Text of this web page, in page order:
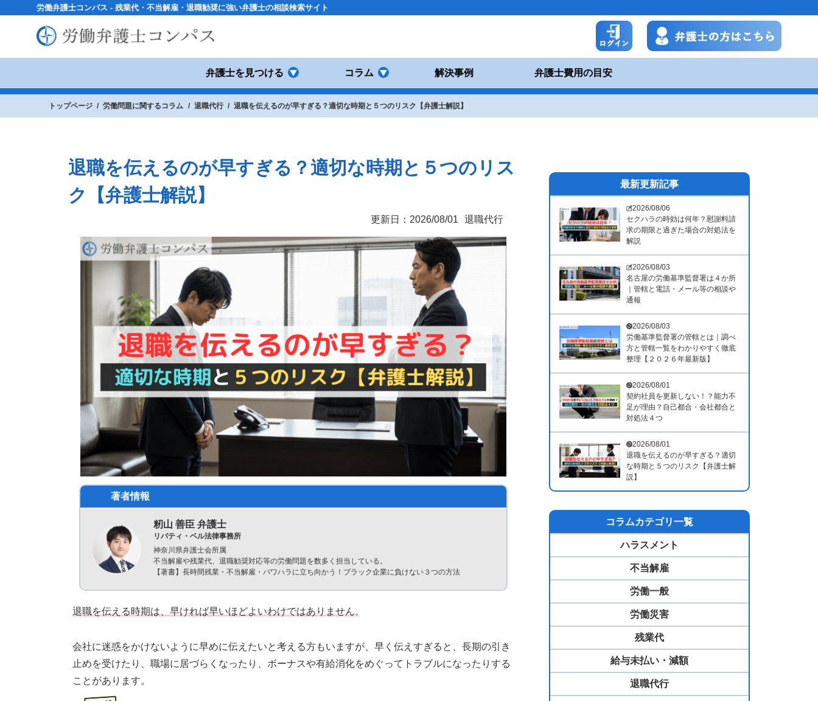
労働弁護士コンパス - 残業代・不当解雇・退職勧奨に強い弁護士の相談検索サイト
弁護士を見つける コラム 解決事例 弁護士費用の目安
トップページ 労働問題に関するコラム 退職代行 退職を伝えるのが早すぎる？適切な時期と５つのリスク【弁護士解説】
退職を伝えるのが早すぎる？適切な時期と５つのリス
ク【弁護士解説】
更新日：2026/08/01 退職代行
著者情報
籾山 善臣 弁護士
リバティ・ベル法律事務所
神奈川県弁護士会所属
不当解雇や残業代、退職勧奨対応等の労働問題を数多く担当している。
【著書】長時間残業・不当解雇・パワハラに立ち向かう！ブラック企業に負けない３つの方法
退職を伝える時期は、早ければ早いほどよいわけではありません。
会社に迷惑をかけないように早めに伝えたいと考える方もいますが、早く伝えすぎると、長期の引き
止めを受けたり、職場に居づらくなったり、ボーナスや有給消化をめぐってトラブルになったりする
ことがあります。
最新更新記事
2026/08/06
セクハラの時効は何年？慰謝料請
求の期限と過ぎた場合の対処法を
解説
2026/08/03
名古屋の労働基準監督署は４か所
｜管轄と電話・メール等の相談や
通報
2026/08/03
労働基準監督署の管轄とは｜調べ
方と管轄一覧をわかりやすく徹底
整理【２０２６年最新版】
2026/08/01
契約社員を更新しない！？能力不
足が理由？自己都合・会社都合と
対処法４つ
2026/08/01
退職を伝えるのが早すぎる？適切
な時期と５つのリスク【弁護士解
説】
コラムカテゴリ一覧
ハラスメント
不当解雇
労働一般
労働災害
残業代
給与未払い・減額
退職代行